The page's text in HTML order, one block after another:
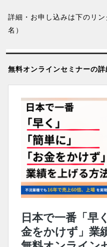
詳細・お申し込みは下のリ
名）
無料オンラインセミナーの詳